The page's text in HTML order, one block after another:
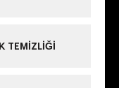
TEMIZLIĞI